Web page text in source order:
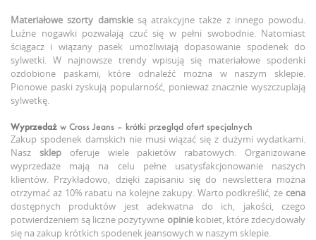
Materiałowe szorty damskiesą atrakcyjne także z innego powodu.
Luźne nogawki pozwalają czuć się w pełni swobodnie. Natomiast
ściągacz i wiązany pasek umożliwiają dopasowanie spodenek do
sylwetki. W najnowsze trendy wpisują się materiałowe spodenki
ozdobione paskami, które odnaleźć można w naszym sklepie.
Pionowe paski zyskują popularność, ponieważ znacznie wyszczuplają
sylwetkę.
Wyprzedaż w Cross Jeans – krótki przegląd ofert specjalnych
Zakup spodenek damskich nie musi wiązać się z dużymi wydatkami.
Nasz sklepoferuje wiele pakietów rabatowych. Organizowane
wyprzedaże mają na celu pełne usatysfakcjonowanie naszych
klientów. Przykładowo, dzięki zapisaniu się do newslettera można
otrzymać aż 10% rabatu na kolejne zakupy. Warto podkreślić, że cena
dostępnych produktów jest adekwatna do ich, jakości, czego
potwierdzeniem są liczne pozytywne opiniekobiet, które zdecydowały
się na zakup krótkich spodenek jeansowych w naszym sklepie.